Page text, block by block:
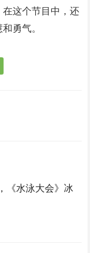
这个节目中，还
勇气。
《水泳大会》冰